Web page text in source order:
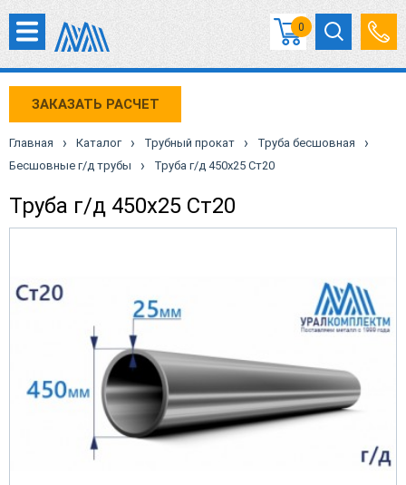
0
ЗАКАЗАТЬ РАСЧЕТ
Главная › Каталог › Трубный прокат › Труба бесшовная ›
Бесшовные г/д трубы › Труба г/д 450х25 Ст20
Труба г/д 450х25 Ст20